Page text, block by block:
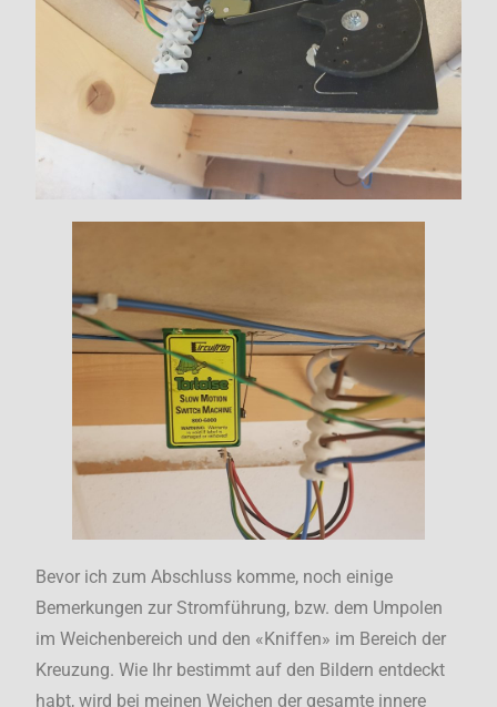
Bevor ich zum Abschluss komme, noch einige
Bemerkungen zur Stromführung, bzw. dem Umpolen
im Weichenbereich und den «Kniffen» im Bereich der
Kreuzung. Wie Ihr bestimmt auf den Bildern entdeckt
habt, wird bei meinen Weichen der gesamte innere